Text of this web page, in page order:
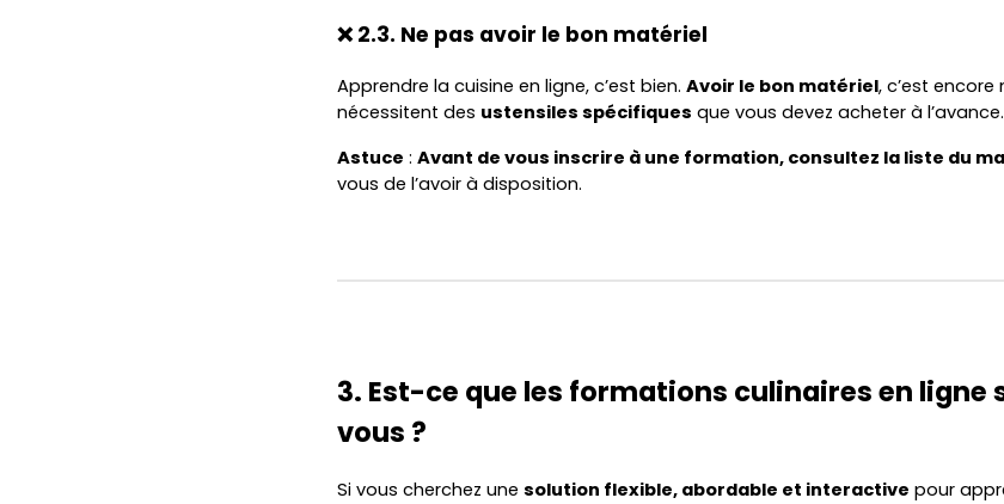
❌ 2.3. Ne pas avoir le bon matériel
Apprendre la cuisine en ligne, c’est bien. Avoir le bon matériel, c’est encore
nécessitent des ustensiles spécifiques que vous devez acheter à l’avance.
Astuce : Avant de vous inscrire à une formation, consultez la liste du
vous de l’avoir à disposition.
3. Est-ce que les formations culinaires en ligne
vous ?
Si vous cherchez une solution flexible, abordable et interactive pour